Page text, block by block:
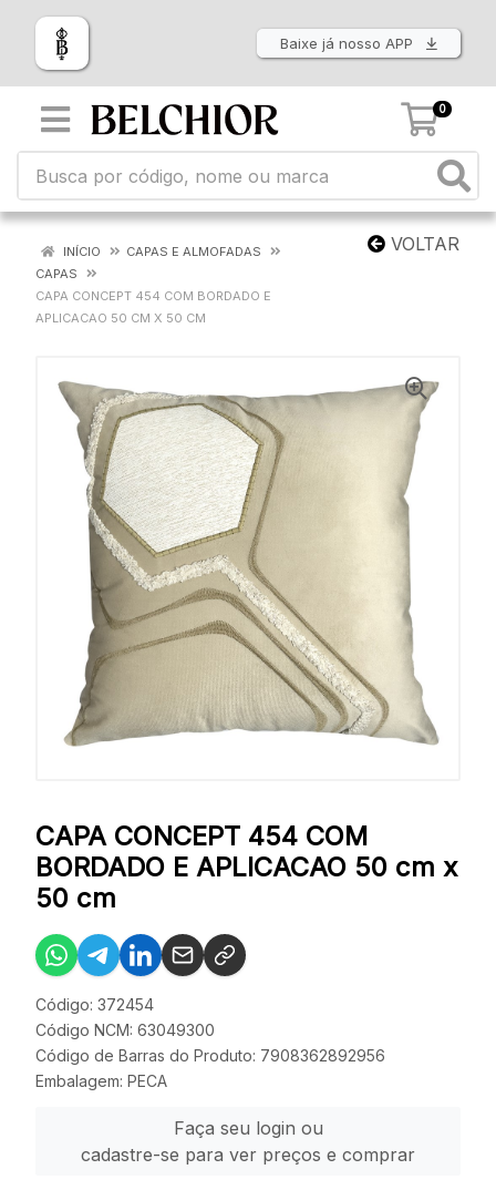
Baixe já nosso APP
0
VOLTAR
INÍCIO
CAPAS E ALMOFADAS
CAPAS
CAPA CONCEPT 454 COM BORDADO E
APLICACAO 50 CM X 50 CM
CAPA CONCEPT 454 COM
BORDADO E APLICACAO 50 cm x
50 cm
Código: 372454
Código NCM: 63049300
Código de Barras do Produto: 7908362892956
Embalagem: PECA
Faça seu login ou
cadastre-se para ver preços e comprar